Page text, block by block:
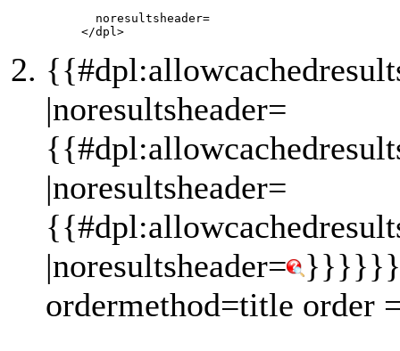
       noresultsheader=
|noresultsheader=
|noresultsheader=
|noresultsheader= }}}}}}
ordermethod=title order